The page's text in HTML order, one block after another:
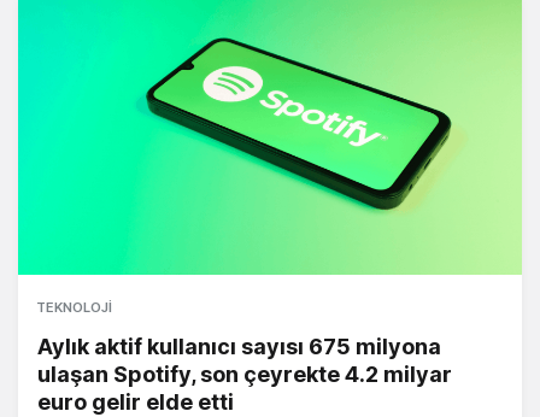
TEKNOLOJI
Aylık aktif kullanıcı sayısı 675 milyona
ulaşan Spotify, son çeyrekte 4.2 milyar
euro gelir elde etti